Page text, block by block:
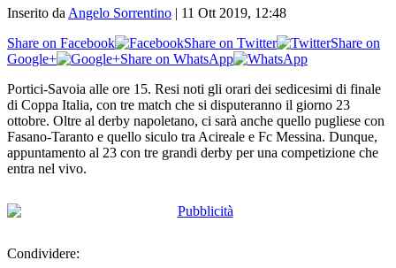
Inserito da Angelo Sorrentino | 11 Ott 2019, 12:48
Share on Facebook
Share on Twitter
Share on
Google+
Share on WhatsApp
Portici-Savoia alle ore 15. Resi noti gli orari dei sedicesimi di finale
di Coppa Italia, con tre match che si disputeranno il giorno 23
ottobre. Oltre al derby napoletano, ci sarà anche quello pugliese con
Fasano-Taranto e quello siculo tra Acireale e Fc Messina. Dunque,
appuntamento al 23 con tre grandi derby per una competizione che
entra nel vivo.
Condividere: